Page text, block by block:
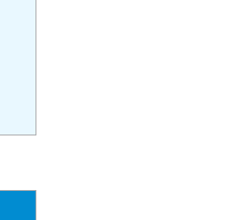
ンの問い合わせ先とシー